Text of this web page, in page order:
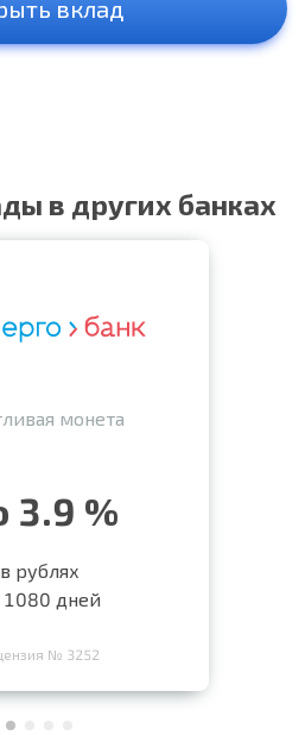
вклад
в других банках
монета
3.9 %
в рублях
1080 дней
№ 3252